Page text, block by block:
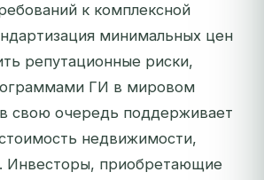
к комплексной
минимальных цен
репутационные риски,
ГИ в мировом
свою очередь поддерживает
недвижимости,
Инвесторы, приобретающие